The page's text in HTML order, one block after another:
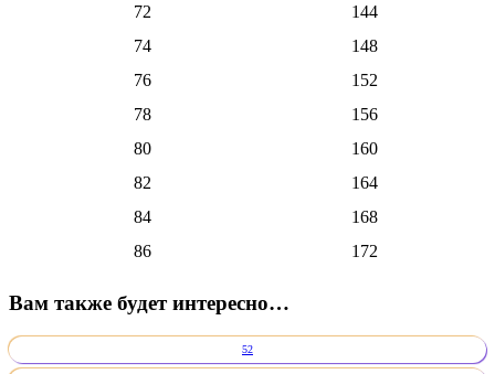
72
144
74
148
76
152
78
156
80
160
82
164
84
168
86
172
Вам также будет интересно…
52